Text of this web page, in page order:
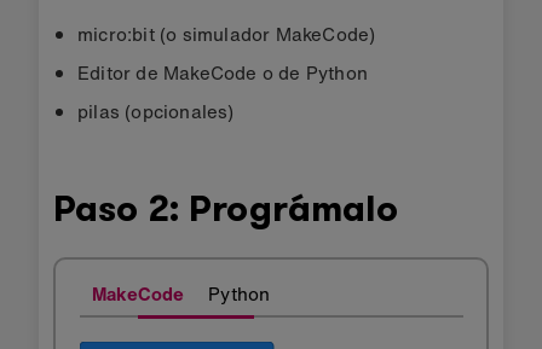
micro:bit (o simulador MakeCode)
Editor de MakeCode o de Python
pilas (opcionales)
Paso 2: Prográmalo
MakeCode Python